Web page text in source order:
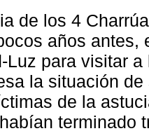
de los 4
años antes,
Luz para visitar
la situación
de la
terminado